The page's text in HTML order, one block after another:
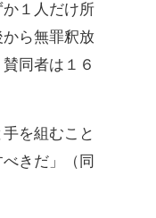
１人だけ所
ら無罪釈放
同者は１６
を組むこと
きだ」（同